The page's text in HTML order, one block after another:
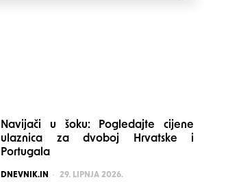
Navijači u šoku: Pogledajte cijene
ulaznica za dvoboj Hrvatske i
Portugala
POSTED
DNEVNIK.IN 29. LIPNJA 2026.